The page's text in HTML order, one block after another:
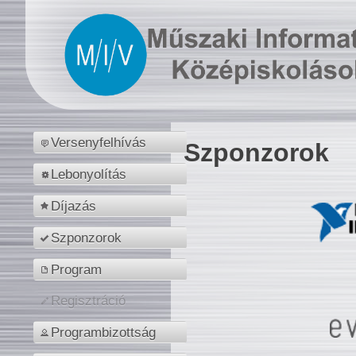
Versenyfelhívás
Lebonyolítás
Díjazás
Szponzorok
Program
Regisztráció
Programbizottság
Szponzorok